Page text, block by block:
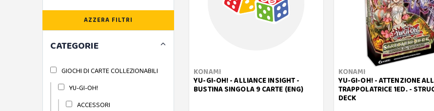
KONAMI
YU-GI-OH! - ALLIANCE INSIGHT -
BUSTINA SINGOLA 9 CARTE (ENG)
KONAMI
YU-GI-OH! - ATTENZIONE
TRAPPOLATRICE 1ED. -
DECK
AZZERA FILTRI
CATEGORIE
GIOCHI DI CARTE COLLEZIONABILI
YU-GI-OH!
ACCESSORI